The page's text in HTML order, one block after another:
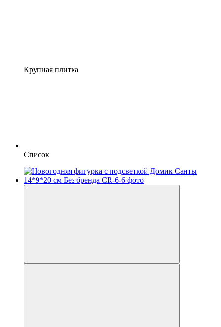
Крупная плитка
Список